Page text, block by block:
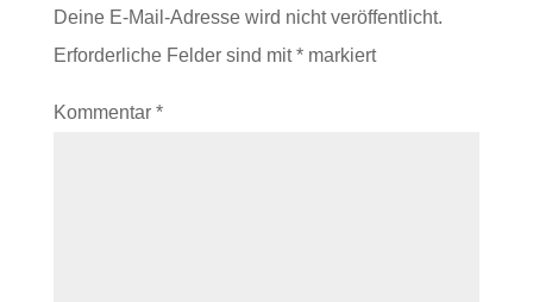
Deine E-Mail-Adresse wird nicht veröffentlicht.
Erforderliche Felder sind mit*markiert
Kommentar *